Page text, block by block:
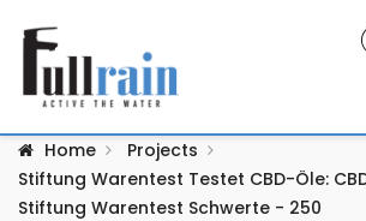
Home
Projects
Stiftung Warentest Testet CBD-Öle:
Stiftung Warentest Schwerte - 250